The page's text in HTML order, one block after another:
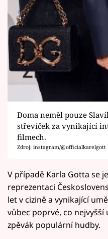
Doma neměl pouze
střevíček za vynikající
filmech.
Zdroj: instagram/@officialkarelgott
V případě Karla Gotta se
reprezentaci
let v cizině a vynikající
vůbec poprvé, co nejvyšší
zpěvák populární hudby.